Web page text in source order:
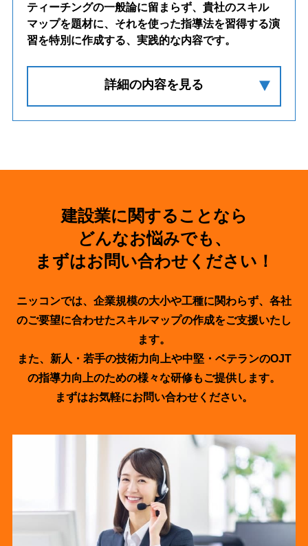
ティーチングの一般論に留まらず、貴社のスキル
マップを題材に、それを使った指導法を習得する演
習を特別に作成する、実践的な内容です。
詳細の内容を見る
建設業に関することなら
どんなお悩みでも、
まずはお問い合わせください！
ニッコンでは、企業規模の大小や工種に関わらず、各社
のご要望に合わせたスキルマップの作成をご支援いたし
ます。
また、新人・若手の技術力向上や中堅・ベテランのOJT
の指導力向上のための様々な研修もご提供します。
まずはお気軽にお問い合わせください。